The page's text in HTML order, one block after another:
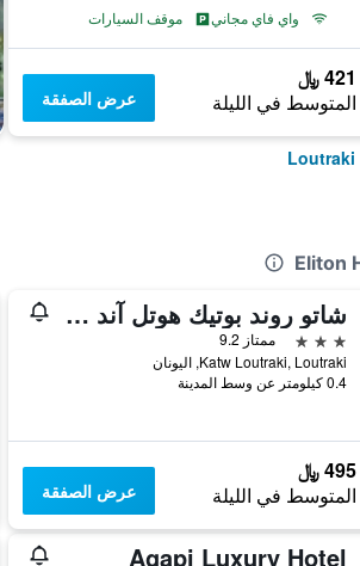
واي فاي مجاني
موقف السيارات
421 ﷼
المتوسط في الليلة عرض الصفقة
شاتو روند بوتيك هوتل آند سبا
3 نجوم
ممتاز 9.2
Katw Loutraki, Loutraki, اليونان
0.4 كيلومتر عن وسط المدينة
495 ﷼
المتوسط في الليلة عرض الصفقة
Agapi Luxury Hotel